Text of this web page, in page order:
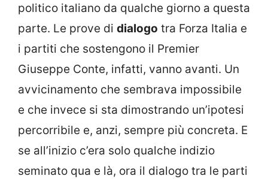
politico italiano da qualche giorno a questa
parte. Le prove di dialogo tra Forza Italia e
i partiti che sostengono il Premier
Giuseppe Conte, infatti, vanno avanti. Un
avvicinamento che sembrava impossibile
e che invece si sta dimostrando un’ipotesi
percorribile e, anzi, sempre più concreta. E
se all’inizio c’era solo qualche indizio
seminato qua e là, ora il dialogo tra le parti